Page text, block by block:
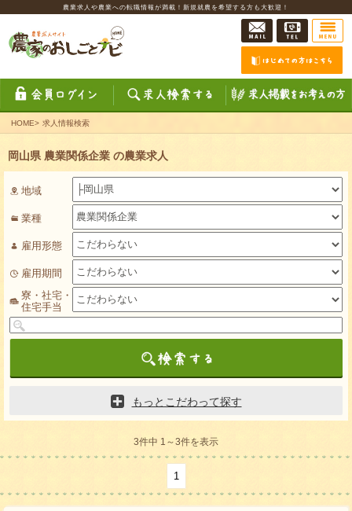
農業求人や農業への転職情報が満載！新規就農を希望する方も大歓迎！
HOME> 求人情報検索
岡山県 農業関係企業 の農業求人
地域
業種
雇用形態
雇用期間
寮・社宅・
住宅手当
もっとこだわって探す
3件中 1～3件を表示
1